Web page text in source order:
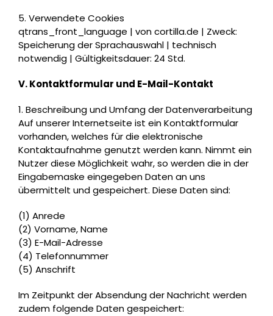
5. Verwendete Cookies
qtrans_front_language | von cortilla.de | Zweck:
Speicherung der Sprachauswahl | technisch
notwendig | Gültigkeitsdauer: 24 Std.
V. Kontaktformular und E-Mail-Kontakt
1. Beschreibung und Umfang der Datenverarbeitung
Auf unserer Internetseite ist ein Kontaktformular
vorhanden, welches für die elektronische
Kontaktaufnahme genutzt werden kann. Nimmt ein
Nutzer diese Möglichkeit wahr, so werden die in der
Eingabemaske eingegeben Daten an uns
übermittelt und gespeichert. Diese Daten sind:
(1) Anrede
(2) Vorname, Name
(3) E-Mail-Adresse
(4) Telefonnummer
(5) Anschrift
Im Zeitpunkt der Absendung der Nachricht werden
zudem folgende Daten gespeichert: